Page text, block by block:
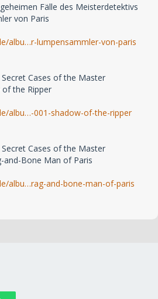
Fälle des Meisterdetektivs
von Paris
albu…r-lumpensammler-von-paris
Cases of the Master
the Ripper
albu…-001-shadow-of-the-ripper
Cases of the Master
and-Bone Man of Paris
albu…rag-and-bone-man-of-paris